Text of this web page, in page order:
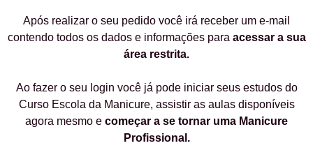
Após realizar o seu pedido você irá receber um e-mail
contendo todos os dados e informações para acessar a sua
área restrita.
Ao fazer o seu login você já pode iniciar seus estudos do
Curso Escola da Manicure, assistir as aulas disponíveis
agora mesmo e começar a se tornar uma Manicure
Profissional.